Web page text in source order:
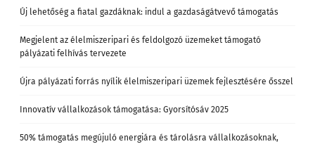
Új lehetőség a fiatal gazdáknak: indul a gazdaságátvevő támogatás
Megjelent az élelmiszeripari és feldolgozó üzemeket támogató
pályázati felhívás tervezete
Újra pályázati forrás nyílik élelmiszeripari üzemek fejlesztésére ősszel
Innovatív vállalkozások támogatása: Gyorsítósáv 2025
50% támogatás megújuló energiára és tárolásra vállalkozásoknak,